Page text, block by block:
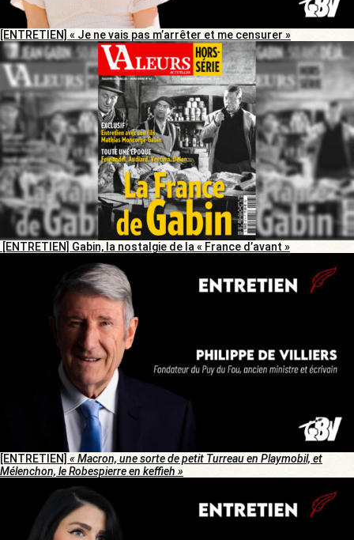
[ENTRETIEN] « Je ne vais pas m’arrêter et me censurer »
[ENTRETIEN] Gabin, la nostalgie de la « France d’avant »
[ENTRETIEN] « Macron, une sorte de petit Turreau en Playmobil, et
Mélenchon, le Robespierre en keffieh »